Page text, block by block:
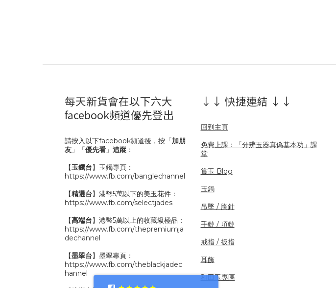
每天新貨會在以下六大
facebook頻道優先登出
請按入以下facebook頻道後，按「加朋
友 」「優先看 」 追蹤 ：
【玉鐲台】玉鐲專頁：
https://www.fb.com/banglechannel
【精選台】港幣5萬以下的美玉花件：
https://www.fb.com/selectjades
【高端台】港幣5萬以上的收藏級極品：
https://www.fb.com/thepremiumja
dechannel
【墨翠台】墨翠專頁：
https://www.fb.com/theblackjadec
hannel
↓↓ 快捷連結 ↓↓
回到主頁
免費上課：「分辨玉器真偽基本功」課
堂
賞玉 Blog
玉鐲
吊墜 / 胸針
手鏈 / 項鏈
戒指 / 扳指
耳飾
和田玉專區